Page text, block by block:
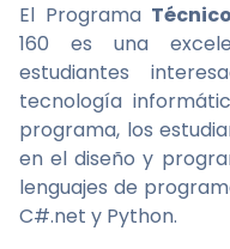
El Programa
160 es una
estudiantes
tecnología
programa, los
en el diseño y
lenguajes de
C#.net y Python.